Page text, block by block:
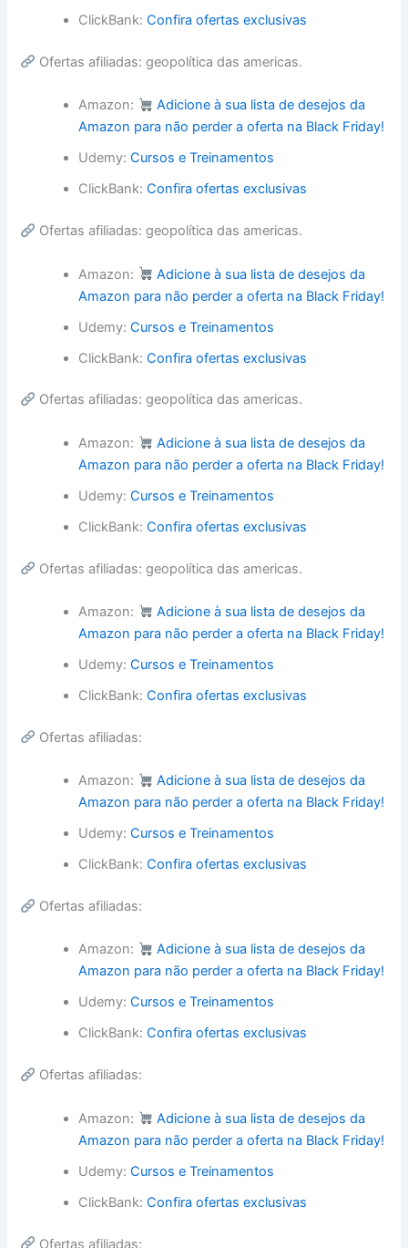
ClickBank:Confira ofertas exclusivas
Ofertas afiliadas: geopolítica das americas.
Amazon:
Adicione à sua lista de desejos da
Amazon para não perder a oferta na Black Friday!
Udemy:Cursos e Treinamentos
ClickBank:Confira ofertas exclusivas
Ofertas afiliadas: geopolítica das americas.
Amazon:
Adicione à sua lista de desejos da
Amazon para não perder a oferta na Black Friday!
Udemy:Cursos e Treinamentos
ClickBank:Confira ofertas exclusivas
Ofertas afiliadas: geopolítica das americas.
Amazon:
Adicione à sua lista de desejos da
Amazon para não perder a oferta na Black Friday!
Udemy:Cursos e Treinamentos
ClickBank:Confira ofertas exclusivas
Ofertas afiliadas: geopolítica das americas.
Amazon:
Adicione à sua lista de desejos da
Amazon para não perder a oferta na Black Friday!
Udemy:Cursos e Treinamentos
ClickBank:Confira ofertas exclusivas
Ofertas afiliadas:
Amazon:
Adicione à sua lista de desejos da
Amazon para não perder a oferta na Black Friday!
Udemy:Cursos e Treinamentos
ClickBank:Confira ofertas exclusivas
Ofertas afiliadas:
Amazon:
Adicione à sua lista de desejos da
Amazon para não perder a oferta na Black Friday!
Udemy:Cursos e Treinamentos
ClickBank:Confira ofertas exclusivas
Ofertas afiliadas:
Amazon:
Adicione à sua lista de desejos da
Amazon para não perder a oferta na Black Friday!
Udemy:Cursos e Treinamentos
ClickBank:Confira ofertas exclusivas
Ofertas afiliadas: